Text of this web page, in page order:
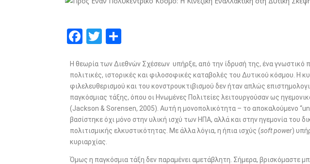
F
e
b
o
o
k
T
itt
er
ar
e
Η θεωρία των Διεθνών Σχέσεων υπήρξε, από την ίδρυσή της, ένα γνωστικό
πολιτικές, ιστορικές και φιλοσοφικές καταβολές του Δυτικού κόσμου. Η
φιλελευθερισμού και του κονστρουκτιβισμού δεν ήταν απλώς
παγκόσμιας τάξης, όπου οι Ηνωμένες Πολιτείες λειτουργούσαν ως
(Jackson & Sorensen, 2005). Αυτή η μονοπολικότητα – το αποκαλούμενο
βασίστηκε όχι μόνο στην υλική ισχύ των ΗΠΑ, αλλά και στην ηγεμονία του
πολιτισμικής ελκυστικότητας. Με άλλα λόγια, η ήπια ισχύς (soft power)
κυριαρχίας.
Όμως η παγκόσμια τάξη δεν παραμένει αμετάβλητη. Σήμερα, βρισκόμαστε